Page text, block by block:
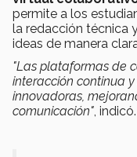
permite a los
la redacción técnica
ideas de manera
"Las plataformas de
interacción continua
innovadoras,
comunicación", indicó.